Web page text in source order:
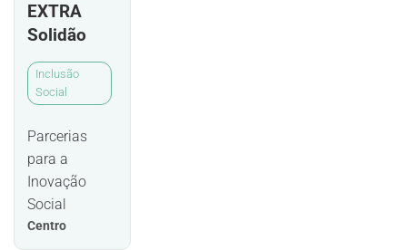
EXTRA
Solidão
Inclusão
Social
Parcerias
para a
Inovação
Social
Centro